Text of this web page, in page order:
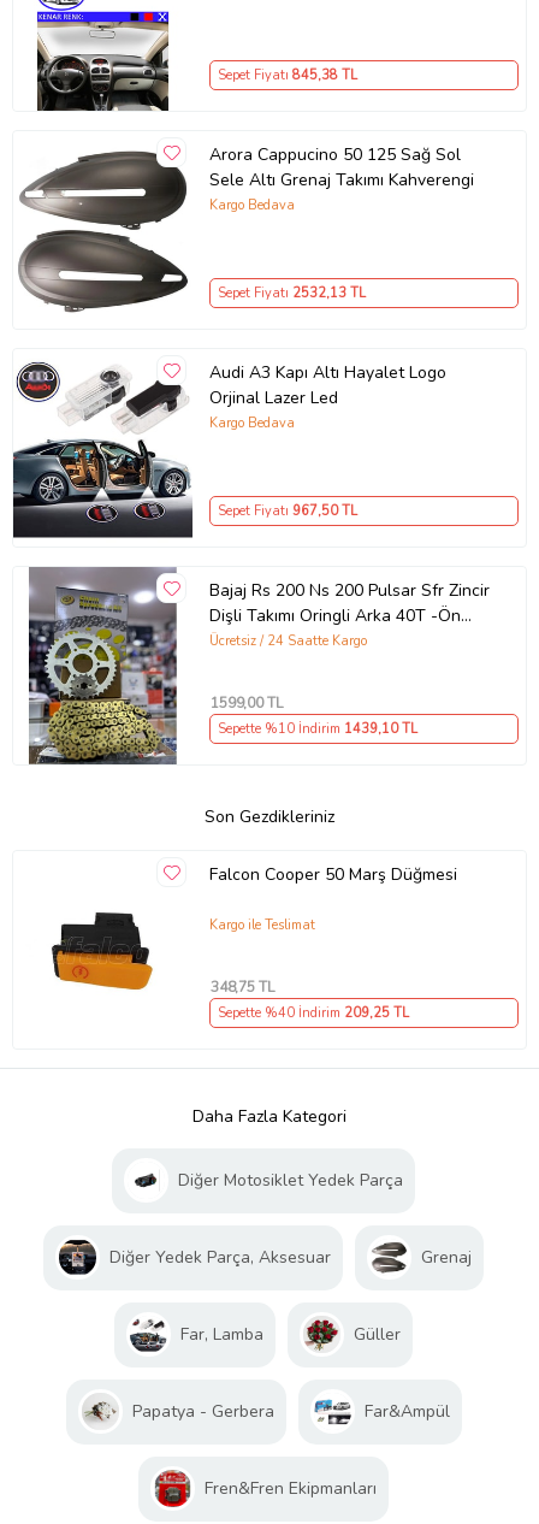
Sepet Fiyatı 845,38 TL
Arora Cappucino 50 125 Sağ Sol
Sele Altı Grenaj Takımı Kahverengi
Kargo Bedava
Sepet Fiyatı 2532,13 TL
Audi A3 Kapı Altı Hayalet Logo
Orjinal Lazer Led
Kargo Bedava
Sepet Fiyatı 967,50 TL
Bajaj Rs 200 Ns 200 Pulsar Sfr Zincir
Dişli Takımı Oringli Arka 40T -Ön
14T 108 Bakla Supermto
Ücretsiz / 24 Saatte Kargo
1599,00 TL
Sepette %10 İndirim 1439,10 TL
Son Gezdikleriniz
Falcon Cooper 50 Marş Düğmesi
Kargo ile Teslimat
348,75 TL
Sepette %40 İndirim 209,25 TL
Daha Fazla Kategori
Diğer Motosiklet Yedek Parça
Diğer Yedek Parça, Aksesuar Grenaj
Far, Lamba Güller
Papatya - Gerbera Far&Ampül
Fren&Fren Ekipmanları